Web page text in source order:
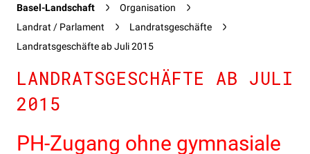
Basel-Landschaft
Organisation
Landrat / Parlament
Landratsgeschäfte
Landratsgeschäfte ab Juli 2015
LANDRATSGESCHÄFTE AB JULI
2015